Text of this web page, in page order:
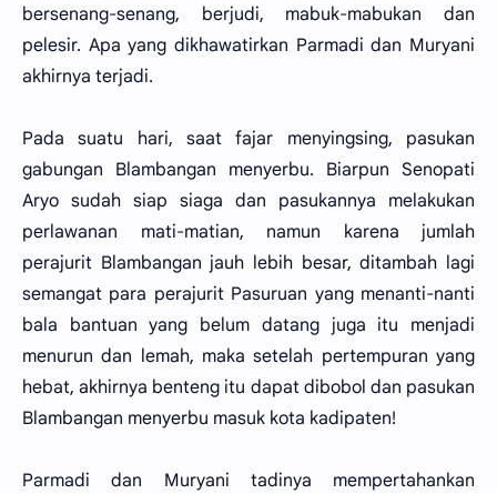
bersenang-senang, berjudi, mabuk-mabukan dan
pelesir. Apa yang dikhawatirkan Parmadi dan Muryani
akhirnya terjadi.
Pada suatu hari, saat fajar menyingsing, pasukan
gabungan Blambangan menyerbu. Biarpun Senopati
Aryo sudah siap siaga dan pasukannya melakukan
perlawanan mati-matian, namun karena jumlah
perajurit Blambangan jauh lebih besar, ditambah lagi
semangat para perajurit Pasuruan yang menanti-nanti
bala bantuan yang belum datang juga itu menjadi
menurun dan lemah, maka setelah pertempuran yang
hebat, akhirnya benteng itu dapat dibobol dan pasukan
Blambangan menyerbu masuk kota kadipaten!
Parmadi dan Muryani tadinya mempertahankan